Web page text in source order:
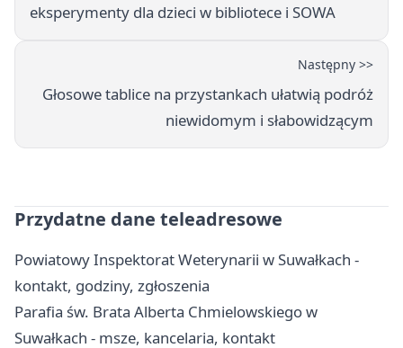
eksperymenty dla dzieci w bibliotece i SOWA
Następny >>
Głosowe tablice na przystankach ułatwią podróż
niewidomym i słabowidzącym
Przydatne dane teleadresowe
Powiatowy Inspektorat Weterynarii w Suwałkach -
kontakt, godziny, zgłoszenia
Parafia św. Brata Alberta Chmielowskiego w
Suwałkach - msze, kancelaria, kontakt